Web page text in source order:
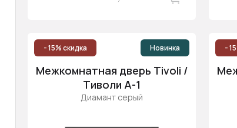
- 15% скидка Новинка
Межкомнатная дверь Tivoli /
Тиволи А-1
Диамант серый
-